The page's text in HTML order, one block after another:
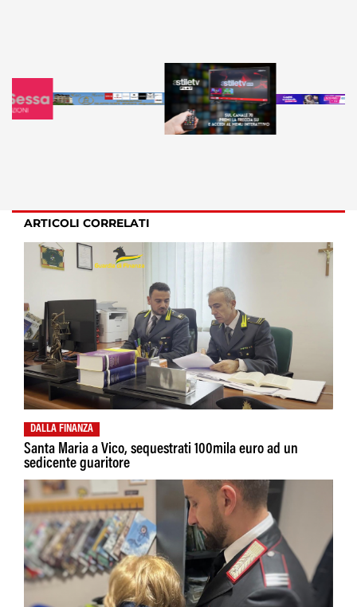
ARTICOLI CORRELATI
DALLA FINANZA
Santa Maria a Vico, sequestrati 100mila euro ad un
sedicente guaritore